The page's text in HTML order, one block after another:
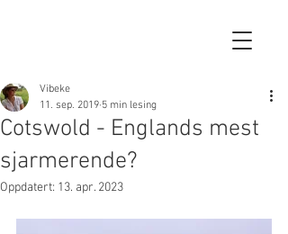
Cotswold - Englands mest
sjarmerende?
Vibeke
11. sep. 2019 5 min lesing
Oppdatert: 13. apr. 2023